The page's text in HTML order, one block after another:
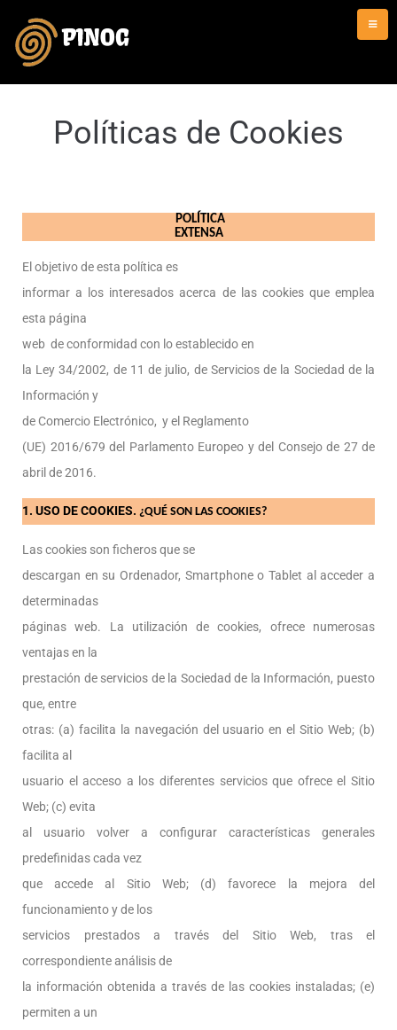
Políticas de Cookies
POLÍTICA
EXTENSA
El objetivo de esta política es
informar a los interesados acerca de las cookies que emplea
esta página
web de conformidad con lo establecido en
la Ley 34/2002, de 11 de julio, de Servicios de la Sociedad de la
Información y
de Comercio Electrónico, y el Reglamento
(UE) 2016/679 del Parlamento Europeo y del Consejo de 27 de
abril de 2016.
1. USO DE COOKIES. ¿QUÉ SON LAS COOKIES?
Las cookies son ficheros que se
descargan en su Ordenador, Smartphone o Tablet al acceder a
determinadas
páginas web. La utilización de cookies, ofrece numerosas
ventajas en la
prestación de servicios de la Sociedad de la Información, puesto
que, entre
otras: (a) facilita la navegación del usuario en el Sitio Web; (b)
facilita al
usuario el acceso a los diferentes servicios que ofrece el Sitio
Web; (c) evita
al usuario volver a configurar características generales
predefinidas cada vez
que accede al Sitio Web; (d) favorece la mejora del
funcionamiento y de los
servicios prestados a través del Sitio Web, tras el
correspondiente análisis de
la información obtenida a través de las cookies instaladas; (e)
permiten a un